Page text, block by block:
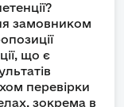
замовником
що є
перевірки
зокрема в